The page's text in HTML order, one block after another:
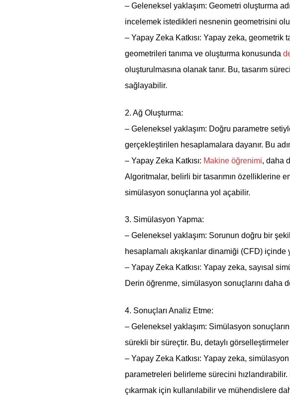
– Geleneksel yaklaşım: Geometri oluşturma
incelemek istedikleri nesnenin geometrisini
– Yapay Zeka Katkısı: Yapay zeka, geometrik
geometrileri tanıma ve oluşturma konusunda
oluşturulmasına olanak tanır. Bu, tasarım
sağlayabilir.
2. Ağ Oluşturma:
– Geleneksel yaklaşım: Doğru parametre
gerçekleştirilen hesaplamalara dayanır. Bu
– Yapay Zeka Katkısı: Makine öğrenimi, daha
Algoritmalar, belirli bir tasarımın özelliklerine
simülasyon sonuçlarına yol açabilir.
3. Simülasyon Yapma:
– Geleneksel yaklaşım: Sorunun doğru bir
hesaplamalı akışkanlar dinamiği (CFD)
– Yapay Zeka Katkısı: Yapay zeka, sayısal
Derin öğrenme, simülasyon sonuçlarını daha
4. Sonuçları Analiz Etme:
– Geleneksel yaklaşım: Simülasyon
sürekli bir süreçtir. Bu, detaylı
– Yapay Zeka Katkısı: Yapay zeka,
parametreleri belirleme sürecini
çıkarmak için kullanılabilir ve mühendislere